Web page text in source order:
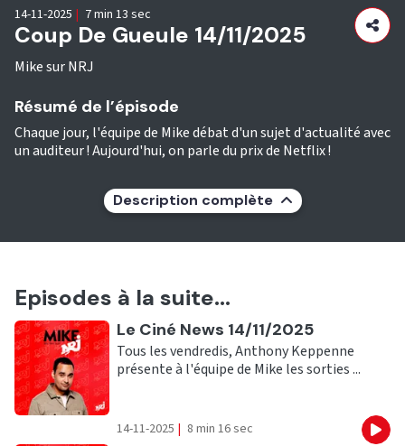
Coup De Gueule 14/11/2025
Mike sur NRJ
14-11-2025 | 7 min 13 sec
Résumé de l’épisode
Chaque jour, l'équipe de Mike débat d'un sujet d'actualité avec
un auditeur ! Aujourd'hui, on parle du prix de Netflix !
Description complète
Episodes à la suite...
Ecouter
Le Ciné News 14/11/2025
Tous les vendredis, Anthony Keppenne
présente à l'équipe de Mike les sorties ...
14-11-2025 | 8 min 16 sec